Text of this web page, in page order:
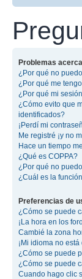
Problemas
¿Por qué no
¿Por qué me
¿Por qué mi
¿Cómo evito que
identificados?
¡Perdí mi
Me registré ¡y no
Hace un tiempo
¿Qué es COPPA?
¿Por qué no
¿Cuál es la
Preferencias de
¿Cómo se puede
¡La hora en los
Cambié la zona
¡Mi idioma no
¿Cómo se puede
¿Cómo se puede
Cuando hago clic